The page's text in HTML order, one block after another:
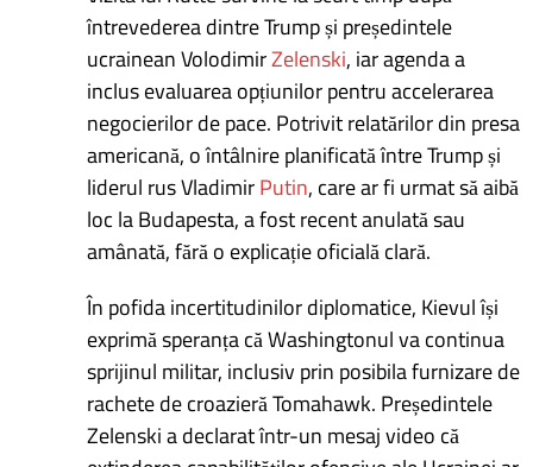
întrevederea dintre Trump și președintele
ucrainean VolodimirZelenski, iar agenda a
inclus evaluarea opțiunilor pentru accelerarea
negocierilor de pace. Potrivit relatărilor din presa
americană, o întâlnire planificată între Trump și
liderul rus VladimirPutin, care ar fi urmat să aibă
loc la Budapesta, a fost recent anulată sau
amânată, fără o explicație oficială clară.
În pofida incertitudinilor diplomatice, Kievul își
exprimă speranța că Washingtonul va continua
sprijinul militar, inclusiv prin posibila furnizare de
rachete de croazieră Tomahawk. Președintele
Zelenski a declarat într-un mesaj video că